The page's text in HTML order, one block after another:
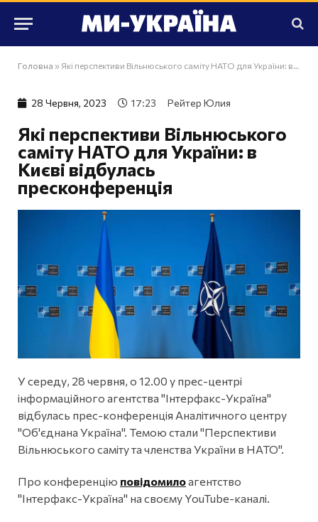
Головна » Які перспективи Вільнюського саміту НАТО для України: в Києві відбулась пресконференція
28 Червня, 2023 17:23 Рейтер Юлия
Які перспективи Вільнюського
саміту НАТО для України: в
Києві відбулась
пресконференція
У середу, 28 червня, о 12.00 у прес-центрі
інформаційного агентства "Інтерфакс-Україна"
відбулась прес-конференція Аналітичного центру
"Об'єднана Україна". Темою стали "Перспективи
Вільнюського саміту та членства України в НАТО".
Про конференцію повідомилоагентство
"Інтерфакс-Україна" на своєму YouTube-каналі.